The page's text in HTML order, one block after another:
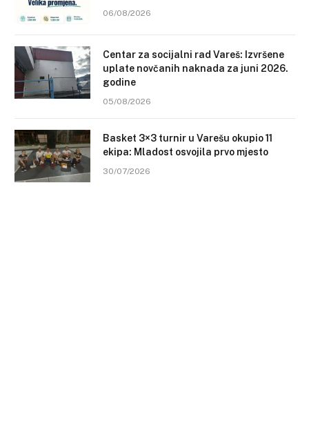
06/08/2026
Centar za socijalni rad Vareš: Izvršene
uplate novčanih naknada za juni 2026.
godine
05/08/2026
Basket 3×3 turnir u Varešu okupio 11
ekipa: Mladost osvojila prvo mjesto
30/07/2026